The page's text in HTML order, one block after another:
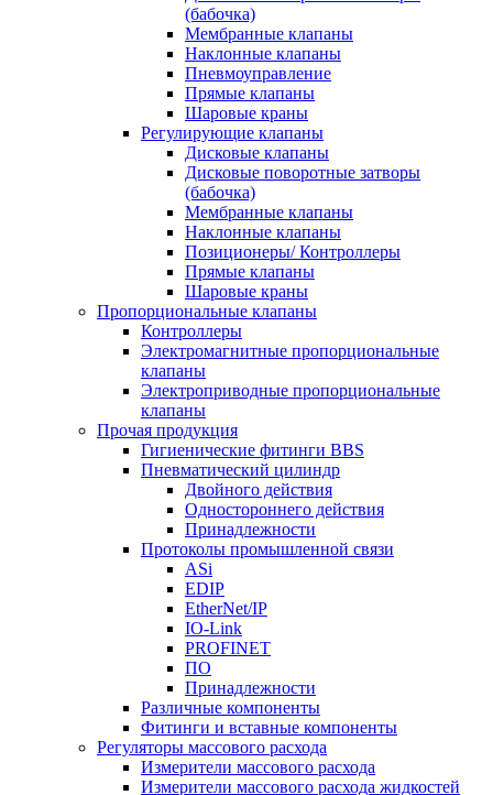
(бабочка)
Мембранные клапаны
Наклонные клапаны
Пневмоуправление
Прямые клапаны
Шаровые краны
Регулирующие клапаны
Дисковые клапаны
Дисковые поворотные затворы
(бабочка)
Мембранные клапаны
Наклонные клапаны
Позиционеры/ Контроллеры
Прямые клапаны
Шаровые краны
Пропорциональные клапаны
Контроллеры
Электромагнитные пропорциональные
клапаны
Электроприводные пропорциональные
клапаны
Прочая продукция
Гигиенические фитинги BBS
Пневматический цилиндр
Двойного действия
Одностороннего действия
Принадлежности
Протоколы промышленной связи
ASi
EDIP
EtherNet/IP
IO-Link
PROFINET
ПО
Принадлежности
Различные компоненты
Фитинги и вставные компоненты
Регуляторы массового расхода
Измерители массового расхода
Измерители массового расхода жидкостей